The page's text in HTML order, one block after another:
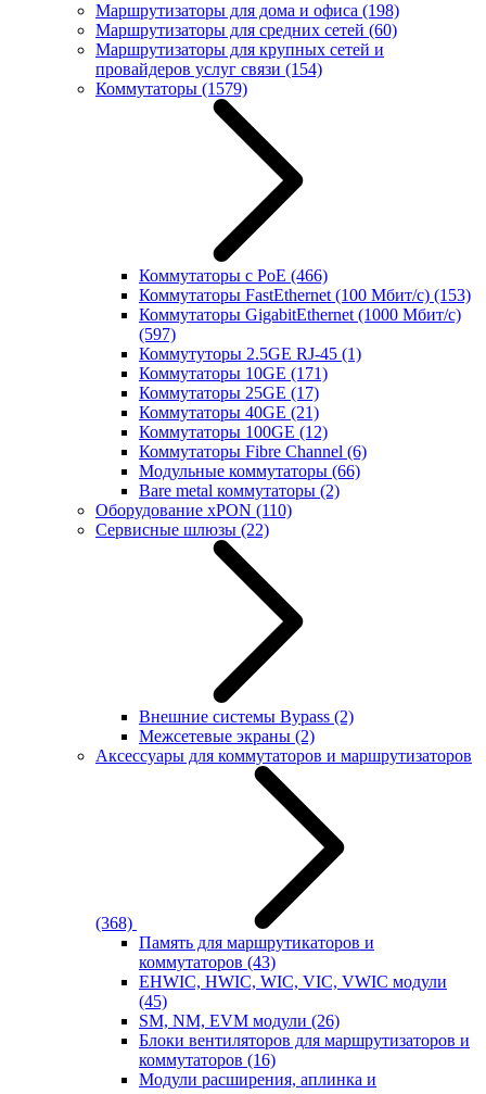
Маршрутизаторы для дома и офиса (198)
Маршрутизаторы для средних сетей (60)
Маршрутизаторы для крупных сетей и
провайдеров услуг связи (154)
Коммутаторы (1579)
Коммутаторы с PoE (466)
Коммутаторы FastEthernet (100 Мбит/с) (153)
Коммутаторы GigabitEthernet (1000 Мбит/с)
(597)
Коммутуторы 2.5GE RJ-45 (1)
Коммутаторы 10GE (171)
Коммутаторы 25GE (17)
Коммутаторы 40GE (21)
Коммутаторы 100GE (12)
Коммутаторы Fibre Channel (6)
Модульные коммутаторы (66)
Bare metal коммутаторы (2)
Оборудование xPON (110)
Сервисные шлюзы (22)
Внешние системы Bypass (2)
Межсетевые экраны (2)
Аксессуары для коммутаторов и маршрутизаторов
(368)
Память для маршрутикаторов и
коммутаторов (43)
EHWIC, HWIC, WIC, VIC, VWIC модули
(45)
SM, NM, EVM модули (26)
Блоки вентиляторов для маршрутизаторов и
коммутаторов (16)
Модули расширения, аплинка и